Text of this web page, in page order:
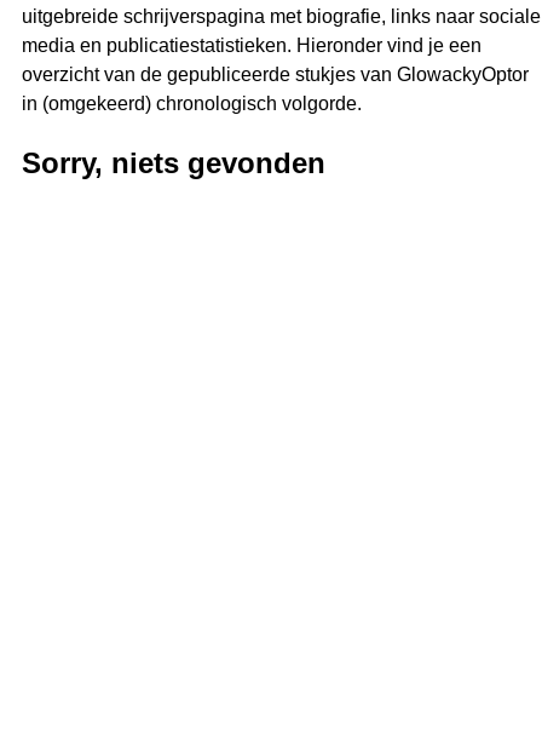
uitgebreide schrijverspagina met biografie, links naar sociale
media en publicatiestatistieken. Hieronder vind je een
overzicht van de gepubliceerde stukjes van GlowackyOptor
in (omgekeerd) chronologisch volgorde.
Sorry, niets gevonden